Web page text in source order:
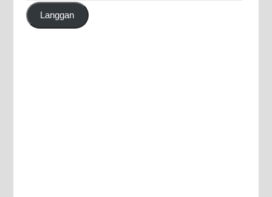
alamat
emelLanggan